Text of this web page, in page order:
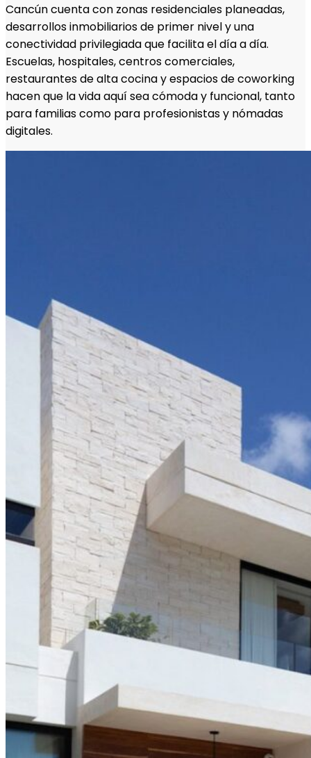
Cancún cuenta con zonas residenciales planeadas,
desarrollos inmobiliarios de primer nivel y una
conectividad privilegiada que facilita el día a día.
Escuelas, hospitales, centros comerciales,
restaurantes de alta cocina y espacios de coworking
hacen que la vida aquí sea cómoda y funcional, tanto
para familias como para profesionistas y nómadas
digitales.